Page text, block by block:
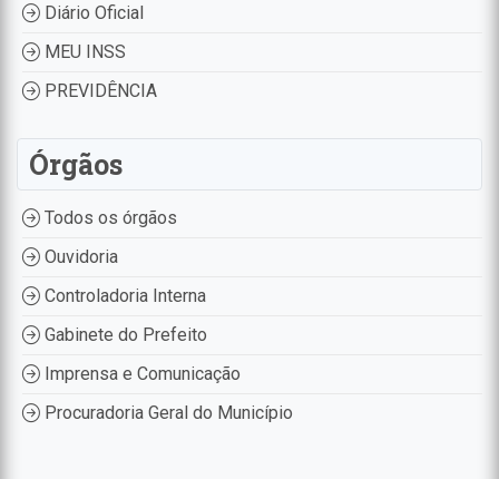
Diário Oficial
MEU INSS
PREVIDÊNCIA
Órgãos
Todos os órgãos
Ouvidoria
Controladoria Interna
Gabinete do Prefeito
Imprensa e Comunicação
Procuradoria Geral do Município